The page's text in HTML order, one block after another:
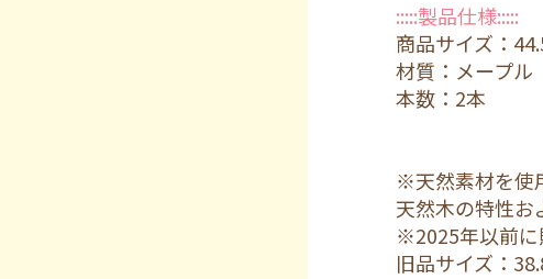
:::::製品仕様:::::
商品サイズ：
材質：メープ
本数：2本
※天然素材を使
天然木の特性お
※2025年以前に
旧品サイズ：